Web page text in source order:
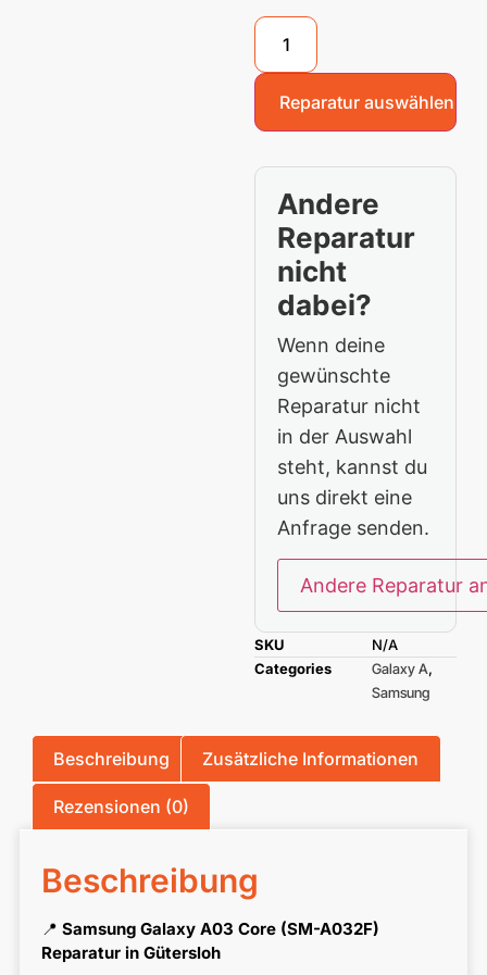
Reparatur auswählen
Andere
Reparatur
nicht
dabei?
Wenn deine
gewünschte
Reparatur nicht
in der Auswahl
steht, kannst du
uns direkt eine
Anfrage senden.
Andere Reparatur
SKU
N/A
Categories
Galaxy A,
Samsung
Beschreibung Zusätzliche Informationen
Rezensionen (0)
Beschreibung
📍 Samsung Galaxy A03 Core (SM-A032F)
Reparatur in Gütersloh